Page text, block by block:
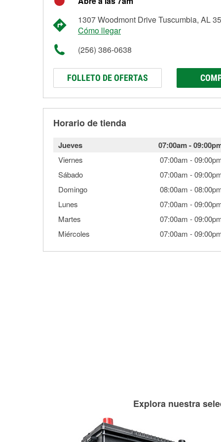
1307 Woodmont Drive Tuscumbia, AL
Cómo llegar
(256) 386-0638
FOLLETO DE OFERTAS
Horario de tienda
Jueves 07:00am-
Viernes 07:00am -
Sábado
07:00am -
Domingo
08:00am -
Lunes
07:00am -
Martes
07:00am -
Miércoles
07:00am -
Explora nuestra